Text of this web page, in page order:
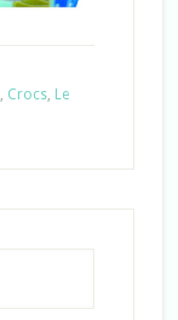
, Crocs, Le